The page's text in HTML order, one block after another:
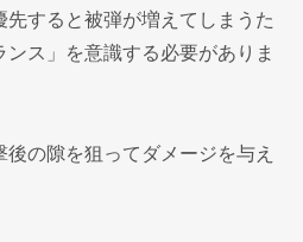
すると被弾が増えてしまうた
ス」を意識する必要がありま
の隙を狙ってダメージを与え